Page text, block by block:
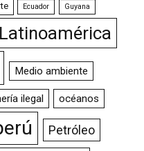
Ecuador Guyana
Latinoamérica
Medio ambiente
ilegal océanos
Petróleo